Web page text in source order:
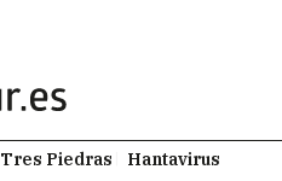
Tres Piedras Hantavirus